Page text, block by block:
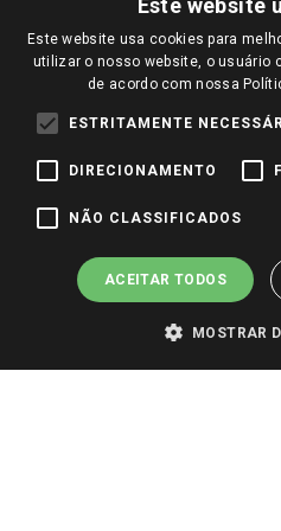
Perguntas frequentes
Redes Sociais
Este website
Este website usa cookies para
utilizar o nosso website, o usuário
de acordo com nossa
ESTRITAMENTE
DIRECIONAMENTO
NÃO CLASSIFICADOS
ACEITAR TODOS
MOSTRAR